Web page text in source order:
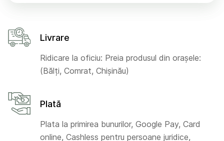
Livrare
Ridicare la oficiu: Preia produsul din orașele:
(Bălți, Comrat, Chișinău)
Plată
Plata la primirea bunurilor, Google Pay, Card
online, Cashless pentru persoane juridice,